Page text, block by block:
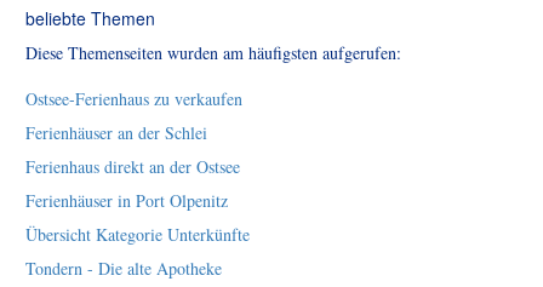
beliebte Themen
Diese Themenseiten wurden am häufigsten aufgerufen:
Ostsee-Ferienhaus zu verkaufen
Ferienhäuser an der Schlei
Ferienhaus direkt an der Ostsee
Ferienhäuser in Port Olpenitz
Übersicht Kategorie Unterkünfte
Tondern - Die alte Apotheke